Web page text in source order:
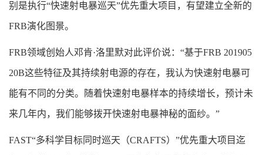
别是执行“快速射电暴巡天”优先重大项目，有望建立全新的
FRB演化图景。
FRB领域创始人邓肯·洛里默对此评价说：“基于FRB 201905
20B这些特征及其持续射电源的存在，我认为快速射电暴可
能有不同的分类。随着快速射电暴样本的持续增长，预计未
来几年内，我们能够拨开快速射电暴神秘的面纱。”
FAST“多科学目标同时巡天（CRAFTS）”优先重大项目迄